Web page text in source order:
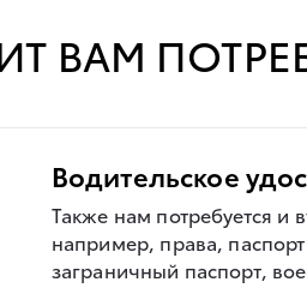
ВАМ
Водительское
Также нам потребуется и
например, права,
заграничный паспорт,